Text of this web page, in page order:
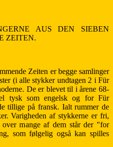
AUS DEN SIEBEN
ZEITEN.
Zeiten er begge samlinger
(i alle stykker undtagen 2 i Für
De er blevet til i årene 68-
tysk som engelsk og for Für
tillige på fransk. Ialt rummer de
Varigheden af stykkerne er fri,
mange af dem står der "for
som følgelig også kan spilles